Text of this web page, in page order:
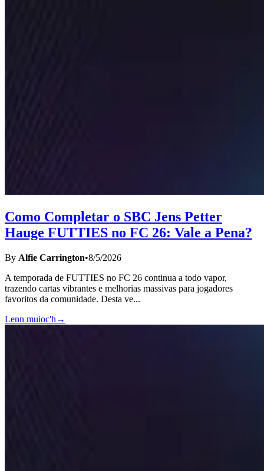
Como Completar o SBC Jens Petter
Hauge FUTTIES no FC 26: Vale a Pena?
By Alfie Carrington•8/5/2026
A temporada de FUTTIES no FC 26 continua a todo vapor,
trazendo cartas vibrantes e melhorias massivas para jogadores
favoritos da comunidade. Desta ve...
Lenn muioc'h →